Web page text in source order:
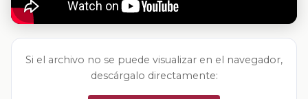
Si el archivo no se puede visualizar en el navegador,
descárgalo directamente: